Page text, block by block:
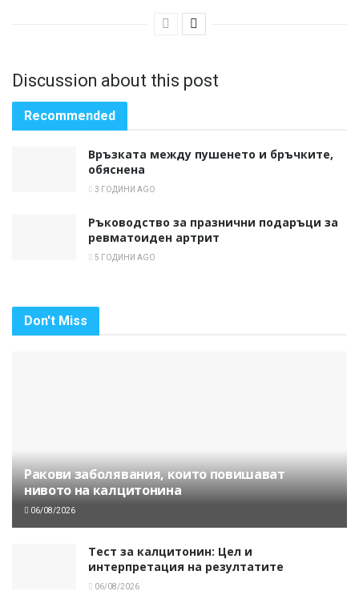
Discussion about this post
Recommended
Връзката между пушенето и бръчките,
обяснена
3 ГОДИНИ AGO
Ръководство за празнични подаръци за
ревматоиден артрит
5 ГОДИНИ AGO
Don't Miss
Ракови заболявания, които повишават
нивото на калцитонина
06/08/2026
Тест за калцитонин: Цел и
интерпретация на резултатите
06/08/2026